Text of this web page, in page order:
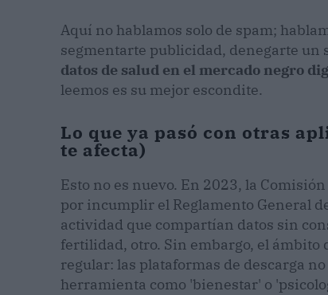
Aquí no hablamos solo de spam;
segmentarte publicidad, denegarte un
datos de salud en el mercado negro
leemos es su mejor escondite.
Lo que ya pasó con otras
te afecta)
Esto no es nuevo. En 2023, la
por incumplir el Reglamento General
actividad que compartían datos sin
fertilidad, otro. Sin embargo, el
regular: las plataformas de descarga
herramienta como 'bienestar' o